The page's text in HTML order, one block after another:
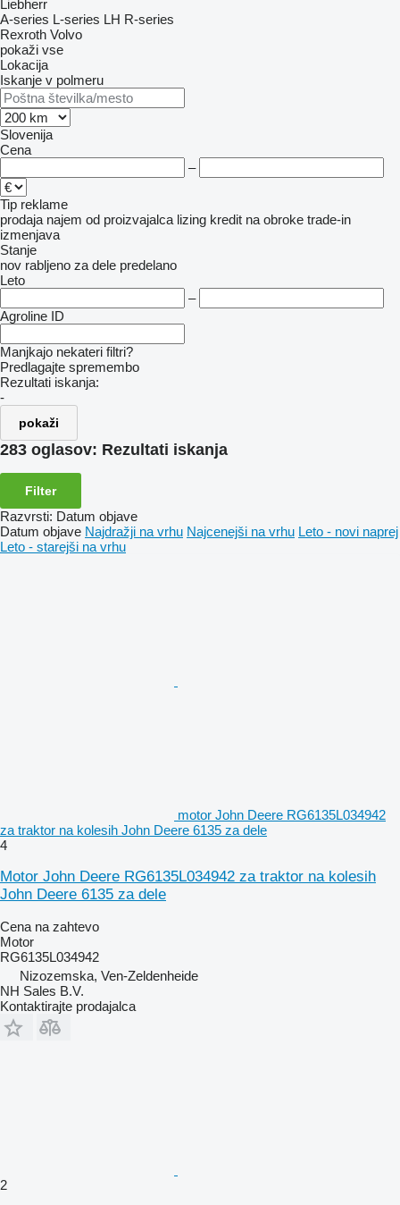
Liebherr
A-series L-series LH R-series
Rexroth Volvo
pokaži vse
Lokacija
Iskanje v polmeru
Slovenija
Cena
–
Tip reklame
prodaja najem od proizvajalca lizing kredit na obroke trade-in
izmenjava
Stanje
nov rabljeno za dele predelano
Leto
–
Agroline ID
Manjkajo nekateri filtri?
Predlagajte spremembo
Rezultati iskanja:
-
pokaži
283 oglasov: Rezultati iskanja
Filter
Razvrsti: Datum objave
Datum objave Najdražji na vrhu Najcenejši na vrhu Leto - novi naprej
Leto - starejši na vrhu
motor John Deere RG6135L034942
za traktor na kolesih John Deere 6135 za dele
4
Motor John Deere RG6135L034942 za traktor na kolesih
John Deere 6135 za dele
Cena na zahtevo
Motor
RG6135L034942
Nizozemska, Ven-Zeldenheide
NH Sales B.V.
Kontaktirajte prodajalca
2